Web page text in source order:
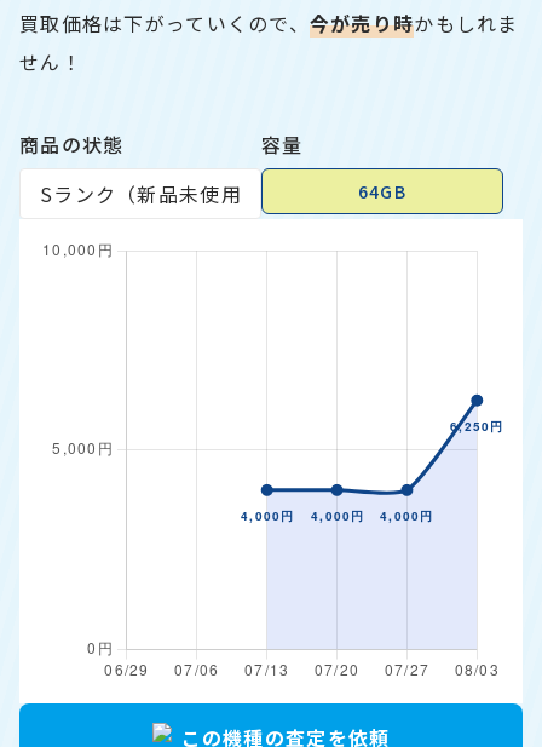
買取価格は下がっていくので、 今が売り時かもしれま
せん！
商品の状態 容量
64GB
この機種の査定を依頼